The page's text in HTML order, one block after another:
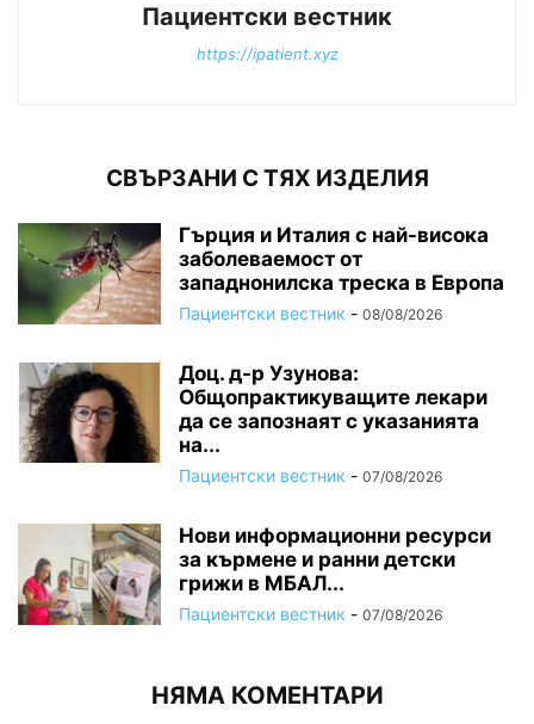
Пациентски вестник
https://ipatient.xyz
СВЪРЗАНИ С ТЯХ ИЗДЕЛИЯ
Гърция и Италия с най-висока
заболеваемост от
западнонилска треска в Европа
Пациентски вестник - 08/08/2026
Доц. д-р Узунова:
Общопрактикуващите лекари
да се запознаят с указанията
на...
Пациентски вестник - 07/08/2026
Нови информационни ресурси
за кърмене и ранни детски
грижи в МБАЛ...
Пациентски вестник - 07/08/2026
НЯМА КОМЕНТАРИ